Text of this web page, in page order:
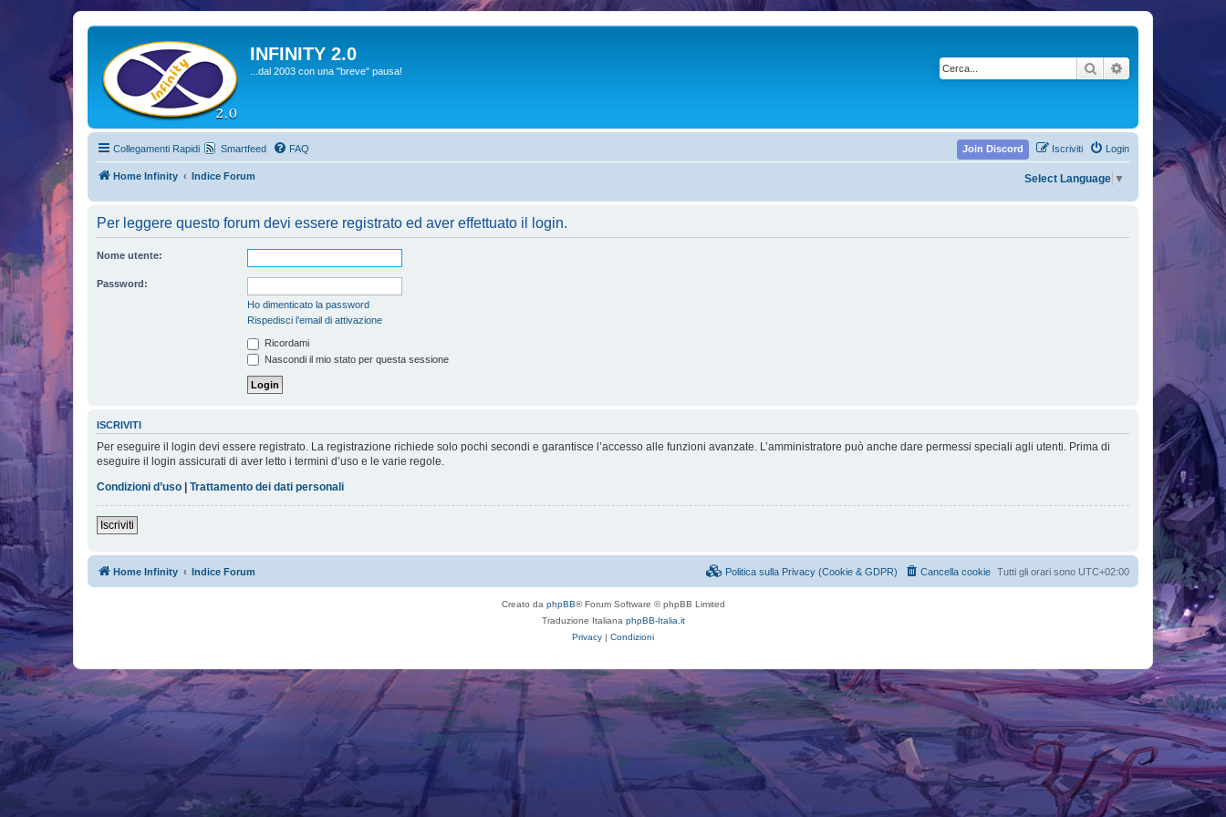
INFINITY 2.0
...dal 2003 con una "breve" pausa! Cerca
Collegamenti Rapidi Smartfeed FAQ Login
Iscriviti
Join Discord
Home Infinity Indice Forum Select Language ▼
Per leggere questo forum devi essere registrato ed aver effettuato il login.
Nome utente:
Password:
Ho dimenticato la password
Rispedisci l’email di attivazione
Ricordami
Nascondi il mio stato per questa sessione
ISCRIVITI
Per eseguire il login devi essere registrato. La registrazione richiede solo pochi secondi e garantisce l’accesso alle funzioni avanzate. L’amministratore può anche dare permessi speciali agli utenti. Prima di
eseguire il login assicurati di aver letto i termini d’uso e le varie regole.
Condizioni d’uso | Trattamento dei dati personali
Iscriviti
Home Infinity Indice Forum Tutti gli orari sono UTC+02:00
Cancella cookie
Politica sulla Privacy (Cookie & GDPR)
Creato da phpBB® Forum Software © phpBB Limited
Traduzione Italiana phpBB-Italia.it
Privacy | Condizioni